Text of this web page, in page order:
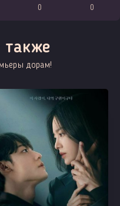
0 0
также
дорам!